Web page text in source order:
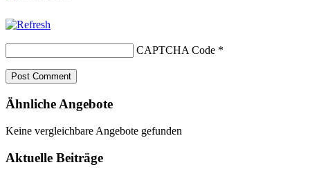
CAPTCHA Code *
Ähnliche Angebote
Keine vergleichbare Angebote gefunden
Aktuelle Beiträge